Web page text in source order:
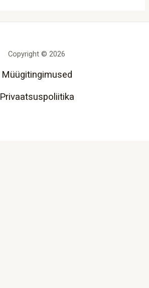
Copyright © 2026
Müügitingimused
Privaatsuspoliitika